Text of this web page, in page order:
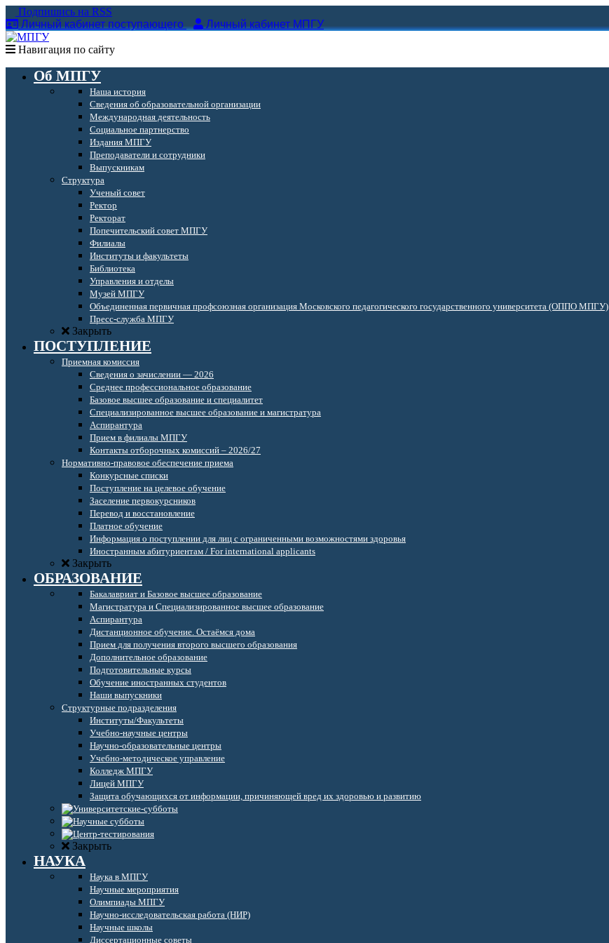
Подпишись на RSS
Личный кабинет поступающего
Личный кабинет МПГУ
Навигация по сайту
Об МПГУ
Наша история
Сведения об образовательной организации
Международная деятельность
Социальное партнерство
Издания МПГУ
Преподаватели и сотрудники
Выпускникам
Структура
Ученый совет
Ректор
Ректорат
Попечительский совет МПГУ
Филиалы
Институты и факультеты
Библиотека
Управления и отделы
Музей МПГУ
Объединенная первичная профсоюзная организация Московского педагогического государственного университета (ОППО МПГУ)
Пресс-служба МПГУ
Закрыть
ПОСТУПЛЕНИЕ
Приемная комиссия
Сведения о зачислении — 2026
Среднее профессиональное образование
Базовое высшее образование и специалитет
Специализированное высшее образование и магистратура
Аспирантура
Прием в филиалы МПГУ
Контакты отборочных комиссий – 2026/27
Нормативно-правовое обеспечение приема
Конкурсные списки
Поступление на целевое обучение
Заселение первокурсников
Перевод и восстановление
Платное обучение
Информация о поступлении для лиц с ограниченными возможностями здоровья
Иностранным абитуриентам / For international applicants
Закрыть
ОБРАЗОВАНИЕ
Бакалавриат и Базовое высшее образование
Магистратура и Специализированное высшее образование
Аспирантура
Дистанционное обучение. Остаёмся дома
Прием для получения второго высшего образования
Дополнительное образование
Подготовительные курсы
Обучение иностранных студентов
Наши выпускники
Структурные подразделения
Институты/Факультеты
Учебно-научные центры
Научно-образовательные центры
Учебно-методическое управление
Колледж МПГУ
Лицей МПГУ
Защита обучающихся от информации, причиняющей вред их здоровью и развитию
Закрыть
НАУКА
Наука в МПГУ
Научные мероприятия
Олимпиады МПГУ
Научно-исследовательская работа (НИР)
Научные школы
Диссертационные советы